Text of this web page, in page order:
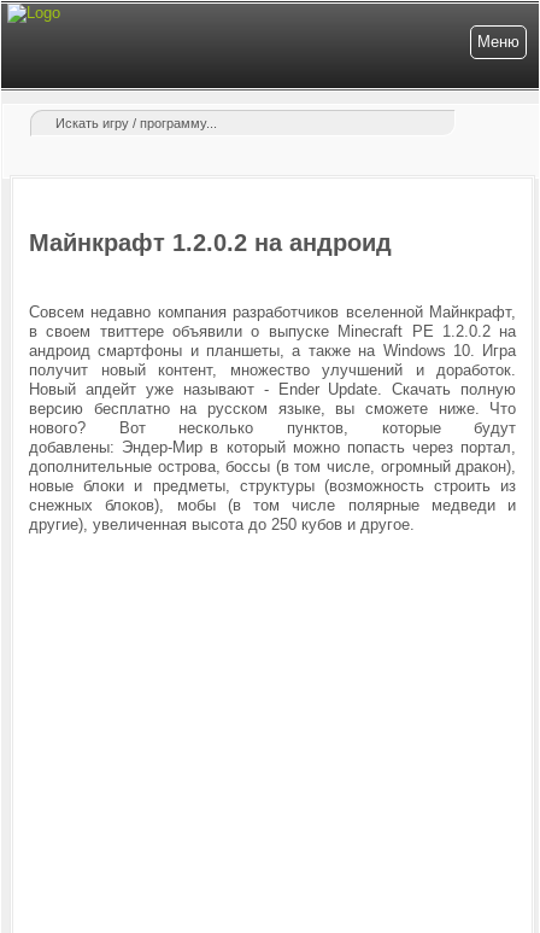
Меню
Майнкрафт 1.2.0.2 на андроид
Совсем недавно компания разработчиков вселенной Майнкрафт,
в своем твиттере объявили о выпуске Minecraft PE 1.2.0.2 на
андроид смартфоны и планшеты, а также на Windows 10. Игра
получит новый контент, множество улучшений и доработок.
Новый апдейт уже называют - Ender Update. Скачать полную
версию бесплатно на русском языке, вы сможете ниже. Что
нового? Вот несколько пунктов, которые будут
добавлены: Эндер-Мир в который можно попасть через портал,
дополнительные острова, боссы (в том числе, огромный дракон),
новые блоки и предметы, структуры (возможность строить из
снежных блоков), мобы (в том числе полярные медведи и
другие), увеличенная высота до 250 кубов и другое.